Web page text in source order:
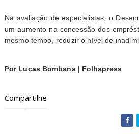
Na avaliação de especialistas, o
um aumento na concessão dos
mesmo tempo, reduzir o nível de
Por Lucas Bombana | Folhapress
Compartilhe